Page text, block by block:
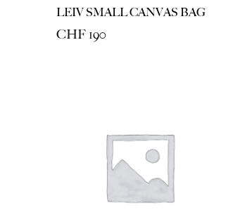
LEIV SMALL CANVAS BAG
CHF 190